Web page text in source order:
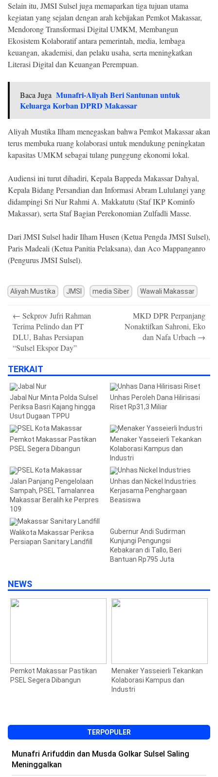
Selain itu, JMSI Sulsel juga memaparkan tiga tujuan utama
kegiatan yang sejalan dengan arah kebijakan Pemkot Makassar,
Mendorong Transformasi Digital UMKM, Membangun
Ekosistem Kolaboratif antara pemerintah, media, lembaga
keuangan, akademisi, dan pelaku usaha, serta meningkatkan
Literasi Digital dan Keuangan Perempuan.
Baca Juga Munafri-Aliyah Beri Santunan untuk
Keluarga Korban DPRD Makassar
Aliyah Mustika Ilham menegaskan bahwa Pemkot Makassar akan
terus membuka ruang kolaborasi untuk mendukung peningkatan
kapasitas UMKM sebagai tulang punggung ekonomi lokal.
Audiensi ini turut dihadiri, Kepala Bappeda Makassar Dahyal,
Kepala Bidang Persandian dan Informasi Abram Lululangi yang
didampingi Sri Nur Rahmi A. Makkatutu (Staf IKP Kominfo
Makassar), serta Staf Bagian Perekonomian Zulfadli Masse.
Dari JMSI Sulsel hadir Ilham Husen (Ketua Pengda JMSI Sulsel),
Paris Madeali (Ketua Panitia Pelaksana), dan Aco Mappanganro
(Pengurus JMSI Sulsel).
Aliyah Mustika JMSI media Siber Wawali Makassar
navigation
← Sekprov Jufri Rahman
Terima Pelindo dan PT
DLU, Bahas Persiapan
“Sulsel Ekspor Day”
MKD DPR Perpanjang
Nonaktifkan Sahroni, Eko
dan Nafa Urbach →
TERKAIT
Jabal Nur Minta Polda Sulsel
Periksa Basri Kajang hingga
Usut Dugaan TPPU
Unhas Peroleh Dana Hilirisasi
Riset Rp31,3 Miliar
Pemkot Makassar Pastikan
PSEL Segera Dibangun
Menaker Yasseierli Tekankan
Kolaborasi Kampus dan
Industri
Jalan Panjang Pengelolaan
Sampah, PSEL Tamalanrea
Makassar Beralih ke Perpres
109
Unhas dan Nickel Industries
Kerjasama Penghargaan
Beasiswa
Walikota Makassar Periksa
Persiapan Sanitary Landfill
Gubernur Andi Sudirman
Kunjungi Pengungsi
Kebakaran di Tallo, Beri
Bantuan Rp795 Juta
NEWS
Pemkot Makassar Pastikan
PSEL Segera Dibangun
Menaker Yasseierli Tekankan
Kolaborasi Kampus dan
Industri
TERPOPULER
Munafri Arifuddin dan Musda Golkar Sulsel Saling
Meninggalkan